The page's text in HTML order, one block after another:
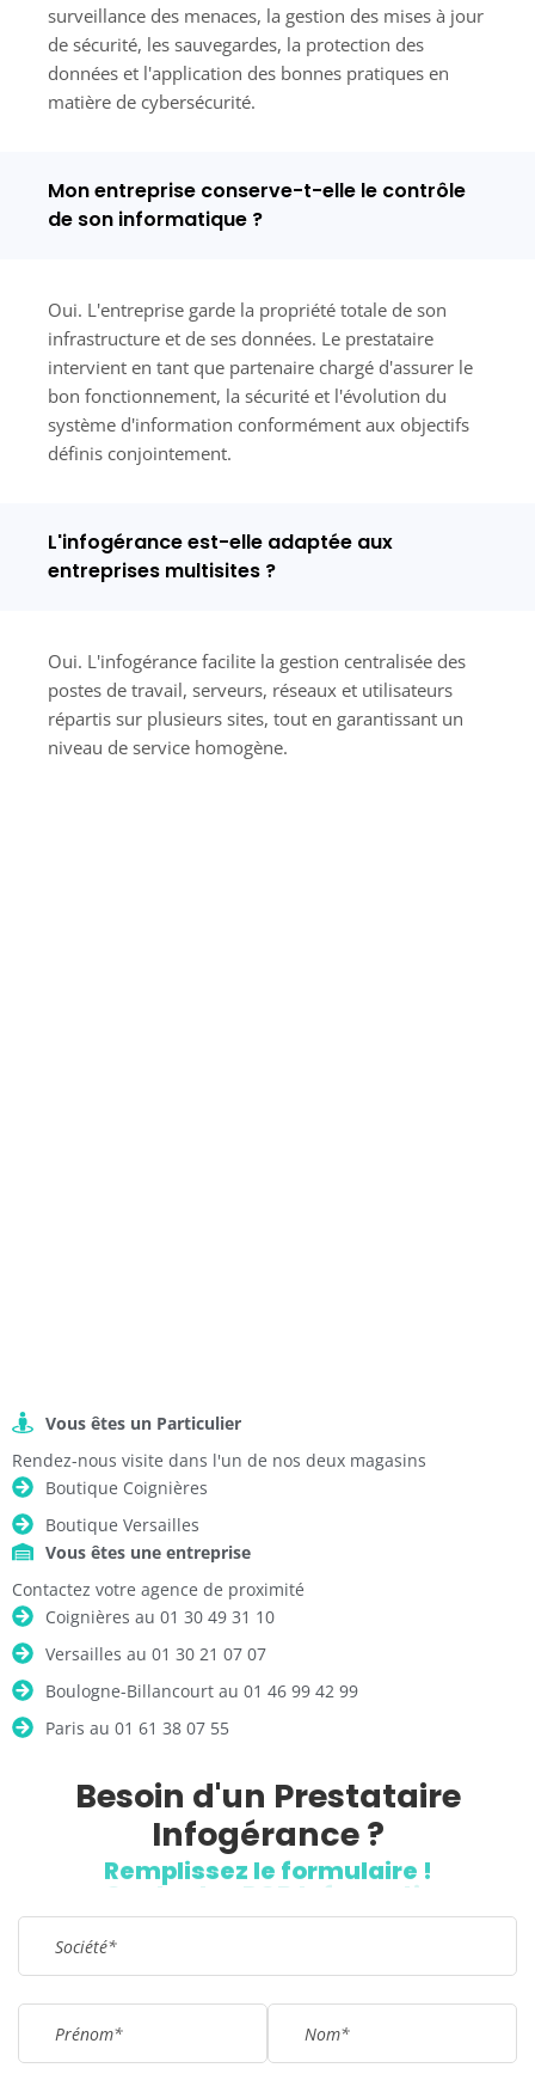
surveillance des menaces, la gestion des mises à jour
de sécurité, les sauvegardes, la protection des
données et l'application des bonnes pratiques en
matière de cybersécurité.
Mon entreprise conserve-t-elle le contrôle
de son informatique ?
Oui. L'entreprise garde la propriété totale de son
infrastructure et de ses données. Le prestataire
intervient en tant que partenaire chargé d'assurer le
bon fonctionnement, la sécurité et l'évolution du
système d'information conformément aux objectifs
définis conjointement.
L'infogérance est-elle adaptée aux
entreprises multisites ?
Oui. L'infogérance facilite la gestion centralisée des
postes de travail, serveurs, réseaux et utilisateurs
répartis sur plusieurs sites, tout en garantissant un
niveau de service homogène.
Vous êtes un Particulier
Rendez-nous visite dans l'un de nos deux magasins
Boutique Coignières
Boutique Versailles
Vous êtes une entreprise
Contactez votre agence de proximité
Coignières au 01 30 49 31 10
Versailles au 01 30 21 07 07
Boulogne-Billancourt au 01 46 99 42 99
Paris au 01 61 38 07 55
Besoin d'un Prestataire
Infogérance ?
Remplissez le formulaire !